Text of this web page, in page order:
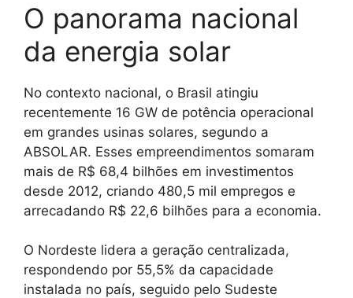
O panorama nacional
da energia solar
No contexto nacional, o Brasil atingiu
recentemente 16 GW de potência operacional
em grandes usinas solares, segundo a
ABSOLAR. Esses empreendimentos somaram
mais de R$ 68,4 bilhões em investimentos
desde 2012, criando 480,5 mil empregos e
arrecadando R$ 22,6 bilhões para a economia.
O Nordeste lidera a geração centralizada,
respondendo por 55,5% da capacidade
instalada no país, seguido pelo Sudeste